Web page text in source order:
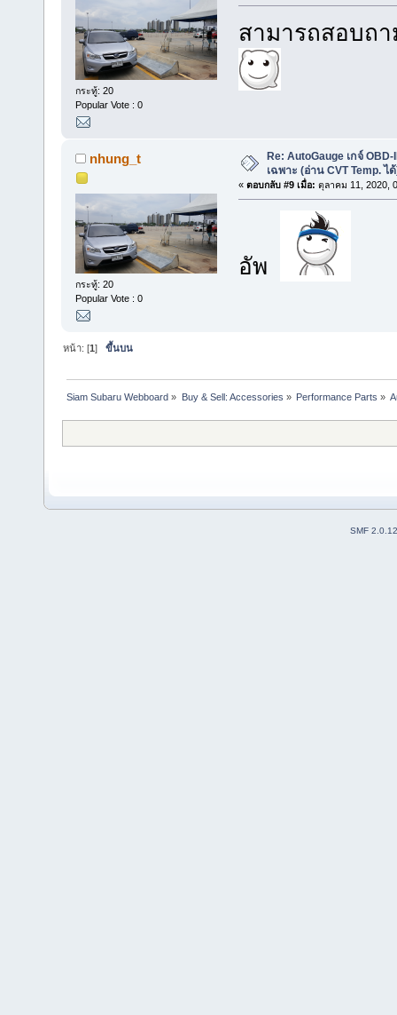
กระทู้: 20
Popular Vote : 0
สามารถสอบถ
nhung_t
กระทู้: 20
Popular Vote : 0
Re: AutoGauge เกจ์
เฉพาะ (อ่าน CVT Temp. ไ
« ตอบกลับ #9 เมื่อ: ตุลาคม 11, 2020,
อัพ
หน้า: [1]ขึ้นบน
Siam Subaru Webboard » Buy & Sell: Accessories » Performance Parts »
SMF 2.0.12